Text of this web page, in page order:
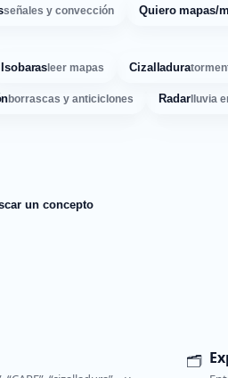
señales y convección Quiero mapas/
Isobarasleer mapas Cizalladura
borrascas y anticiclones Radarlluvia
un concepto
🗂️